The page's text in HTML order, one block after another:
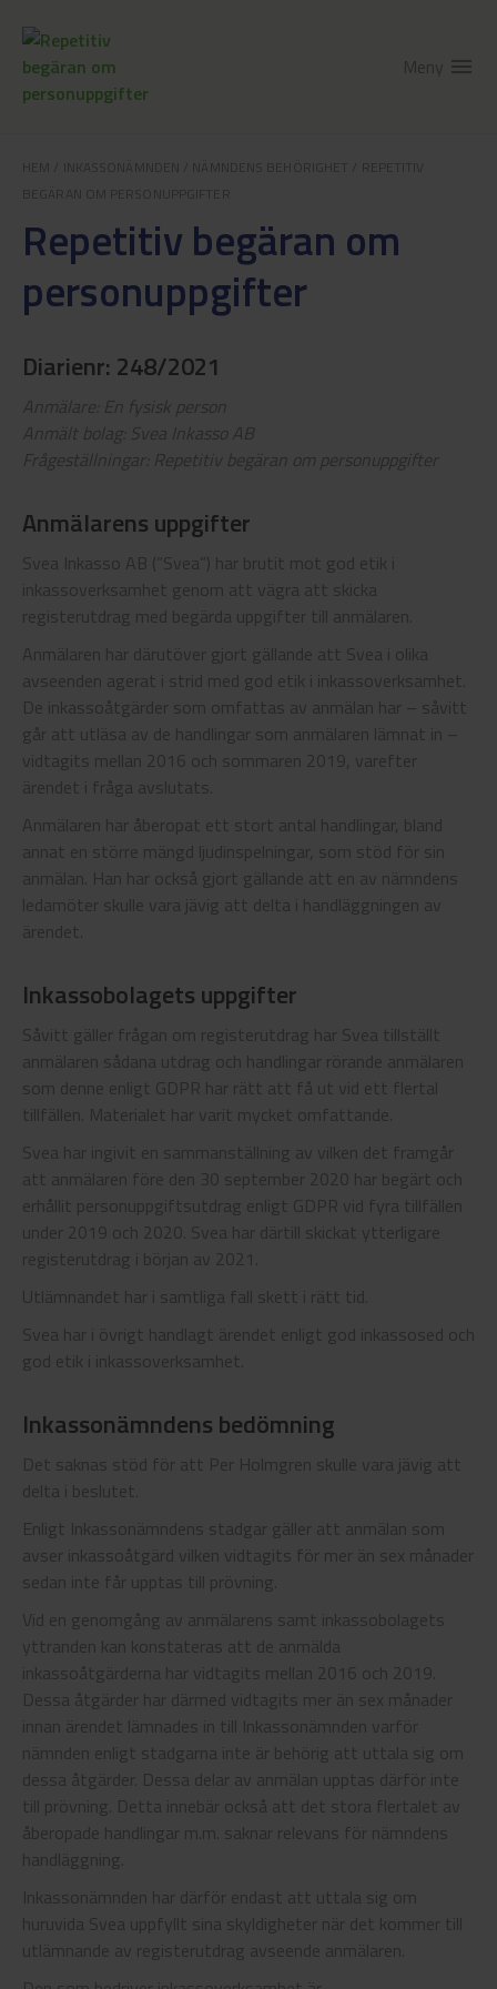
Meny menu
NÄMNDENS BEHÖRIGHET
REPETITIV
BEGÄRAN OM PERSONUPPGIFTER
Repetitiv begäran om
personuppgifter
Diarienr: 248/2021
Anmälare: En fysisk person
Anmält bolag: Svea Inkasso AB
Frågeställningar: Repetitiv begäran om personuppgifter
Anmälarens uppgifter
Svea Inkasso AB (”Svea”) har brutit mot god etik i
inkassoverksamhet genom att vägra att skicka
registerutdrag med begärda uppgifter till anmälaren.
Anmälaren har därutöver gjort gällande att Svea i olika
avseenden agerat i strid med god etik i inkassoverksamhet.
De inkassoåtgärder som omfattas av anmälan har – såvitt
går att utläsa av de handlingar som anmälaren lämnat in –
vidtagits mellan 2016 och sommaren 2019, varefter
ärendet i fråga avslutats.
Anmälaren har åberopat ett stort antal handlingar, bland
annat en större mängd ljudinspelningar, som stöd för sin
anmälan. Han har också gjort gällande att en av nämndens
ledamöter skulle vara jävig att delta i handläggningen av
ärendet.
Inkassobolagets uppgifter
Såvitt gäller frågan om registerutdrag har Svea tillställt
anmälaren sådana utdrag och handlingar rörande anmälaren
som denne enligt GDPR har rätt att få ut vid ett flertal
tillfällen. Materialet har varit mycket omfattande.
Svea har ingivit en sammanställning av vilken det framgår
att anmälaren före den 30 september 2020 har begärt och
erhållit personuppgiftsutdrag enligt GDPR vid fyra tillfällen
under 2019 och 2020. Svea har därtill skickat ytterligare
registerutdrag i början av 2021.
Utlämnandet har i samtliga fall skett i rätt tid.
Svea har i övrigt handlagt ärendet enligt god inkassosed och
god etik i inkassoverksamhet.
Inkassonämndens bedömning
Det saknas stöd för att Per Holmgren skulle vara jävig att
delta i beslutet.
Enligt Inkassonämndens stadgar gäller att anmälan som
avser inkassoåtgärd vilken vidtagits för mer än sex månader
sedan inte får upptas till prövning.
Vid en genomgång av anmälarens samt inkassobolagets
yttranden kan konstateras att de anmälda
inkassoåtgärderna har vidtagits mellan 2016 och 2019.
Dessa åtgärder har därmed vidtagits mer än sex månader
innan ärendet lämnades in till Inkassonämnden varför
nämnden enligt stadgarna inte är behörig att uttala sig om
dessa åtgärder. Dessa delar av anmälan upptas därför inte
till prövning. Detta innebär också att det stora flertalet av
åberopade handlingar m.m. saknar relevans för nämndens
handläggning.
Inkassonämnden har därför endast att uttala sig om
huruvida Svea uppfyllt sina skyldigheter när det kommer till
utlämnande av registerutdrag avseende anmälaren.